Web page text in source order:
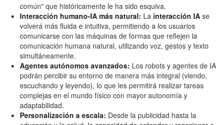
común" que históricamente le ha sido esquiva.
Interacción humano-IA más natural: La interacción IA se
volverá más fluida e intuitiva, permitiendo a los usuarios
comunicarse con las máquinas de formas que reflejen la
comunicación humana natural, utilizando voz, gestos y texto
simultáneamente.
Agentes autónomos avanzados: Los robots y agentes de IA
podrán percibir su entorno de manera más integral (viendo,
escuchando y leyendo), lo que les permitirá realizar tareas
complejas en el mundo físico con mayor autonomía y
adaptabilidad.
Personalización a escala: Desde la publicidad hasta la